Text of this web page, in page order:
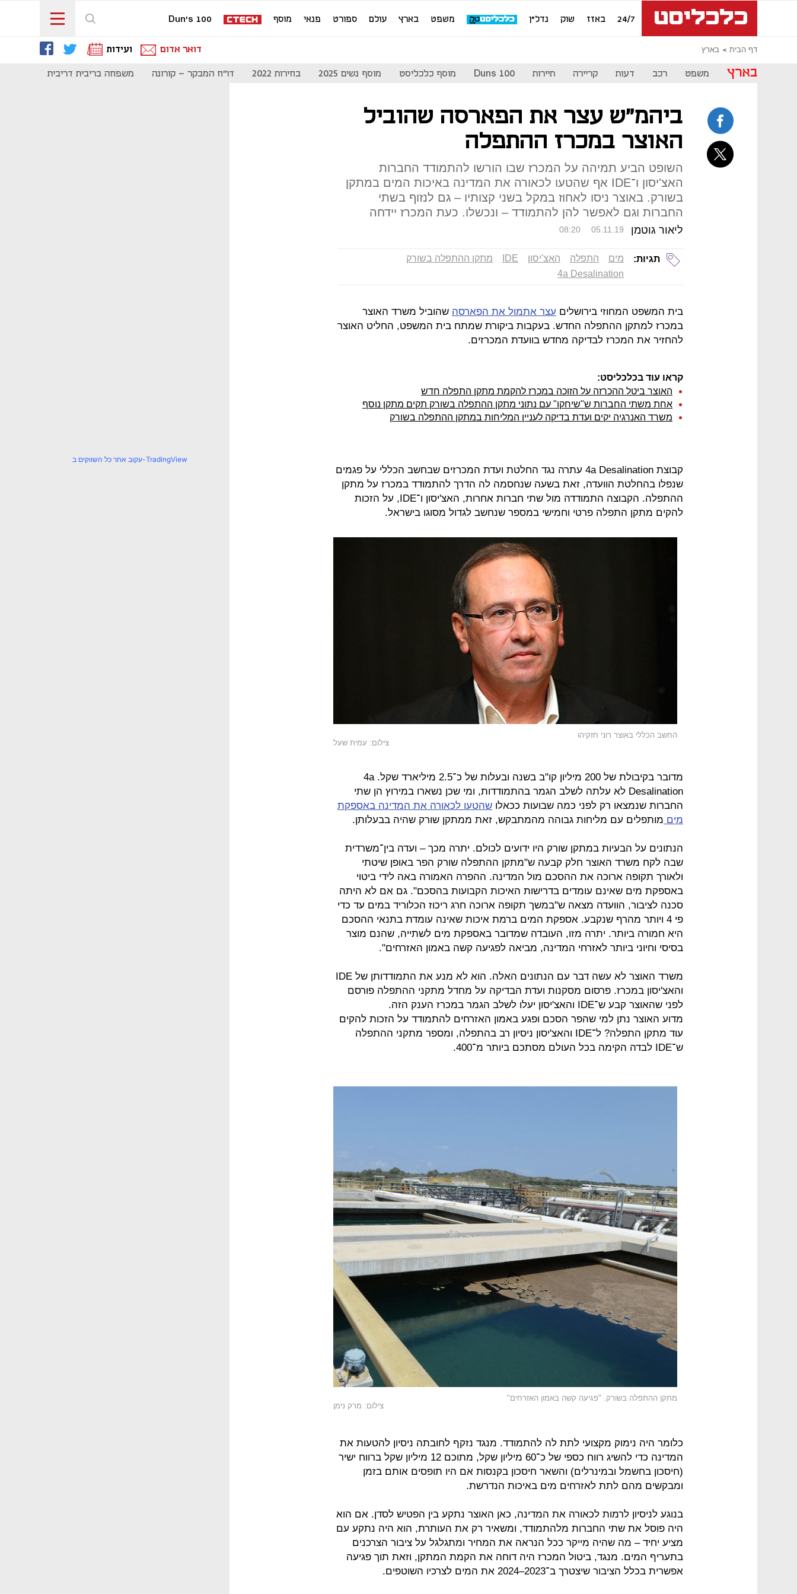
24/7 באזז שוק נדל"ן משפט בארץ עולם ספורט פנאי מוסף Dun's 100
דף הבית בארץ דואר אדום ועידות
בארץ משפט רכב דעות קריירה תיירות Duns 100 מוסף כלכליסט מוסף נשים 2025 בחירות 2022 דו"ח המבקר - קורונה משפחה בריבית דריבית
ביהמ"ש עצר את הפארסה שהוביל
האוצר במכרז ההתפלה
השופט הביע תמיהה על המכרז שבו הורשו להתמודד החברות
האצ'יסון ו־IDE אף שהטעו לכאורה את המדינה באיכות המים במתקן
בשורק. באוצר ניסו לאחוז במקל בשני קצותיו – גם לנזוף בשתי
החברות וגם לאפשר להן להתמודד – ונכשלו. כעת המכרז יידחה
ליאור גוטמן 08:20 05.11.19
תגיות: מים התפלה האצ'יסון IDE
מתקן ההתפלה בשורק
4a Desalination
בית המשפט המחוזי בירושלים עצר אתמול את הפארסה שהוביל משרד האוצר
במכרז למתקן ההתפלה החדש. בעקבות ביקורת שמתח בית המשפט, החליט האוצר
להחזיר את המכרז לבדיקה מחדש בוועדת המכרזים.
קראו עוד בכלכליסט:
האוצר ביטל ההכרזה על הזוכה במכרז להקמת מתקן התפלה חדש
אחת משתי החברות ש"שיחקו" עם נתוני מתקן ההתפלה בשורק תקים מתקן נוסף
משרד האנרגיה יקים ועדת בדיקה לעניין המליחות במתקן ההתפלה בשורק
קבוצת 4a Desalination עתרה נגד החלטת ועדת המכרזים שבחשב הכללי על פגמים
שנפלו בהחלטת הוועדה, זאת בשעה שנחסמה לה הדרך להתמודד במכרז על מתקן
ההתפלה. הקבוצה התמודדה מול שתי חברות אחרות, האצ'יסון ו־IDE, על הזכות
להקים מתקן התפלה פרטי וחמישי במספר שנחשב לגדול מסוגו בישראל.
החשב הכללי באוצר רוני חזקיהו
צילום: עמית שעל
מדובר בקיבולת של 200 מיליון קו"ב בשנה ובעלות של כ־2.5 מיליארד שקל. 4a
Desalination לא עלתה לשלב הגמר בהתמודדות, ומי שכן נשארו במירוץ הן שתי
החברות שנמצאו רק לפני כמה שבועות ככאלו שהטעו לכאורה את המדינה באספקת
מים מותפלים עם מליחות גבוהה מהמתבקש, זאת ממתקן שורק שהיה בבעלותן.
הנתונים על הבעיות במתקן שורק היו ידועים לכולם. יתרה מכך – ועדה בין־משרדית
שבה לקח משרד האוצר חלק קבעה ש"מתקן ההתפלה שורק הפר באופן שיטתי
ולאורך תקופה ארוכה את ההסכם מול המדינה. ההפרה האמורה באה לידי ביטוי
באספקת מים שאינם עומדים בדרישות האיכות הקבועות בהסכם". גם אם לא היתה
סכנה לציבור, הוועדה מצאה ש"במשך תקופה ארוכה חרג ריכוז הכלוריד במים עד כדי
פי 4 ויותר מהרף שנקבע. אספקת המים ברמת איכות שאינה עומדת בתנאי ההסכם
היא חמורה ביותר. יתרה מזו, העובדה שמדובר באספקת מים לשתייה, שהנם מוצר
בסיסי וחיוני ביותר לאזרחי המדינה, מביאה לפגיעה קשה באמון האזרחים".
משרד האוצר לא עשה דבר עם הנתונים האלה. הוא לא מנע את התמודדותן של IDE
והאצ'יסון במכרז. פרסום מסקנות ועדת הבדיקה על מחדל מתקני ההתפלה פורסם
לפני שהאוצר קבע ש־IDE והאצ'יסון יעלו לשלב הגמר במכרז הענק הזה.
מדוע האוצר נתן למי שהפר הסכם ופגע באמון האזרחים להתמודד על הזכות להקים
עוד מתקן התפלה? ל־IDE והאצ'יסון ניסיון רב בהתפלה, ומספר מתקני ההתפלה
ש־IDE לבדה הקימה בכל העולם מסתכם ביותר מ־400.
מתקן ההתפלה בשורק. "פגיעה קשה באמון האזרחים"
צילום: מרק נימן
כלומר היה נימוק מקצועי לתת לה להתמודד. מנגד נזקף לחובתה ניסיון להטעות את
המדינה כדי להשיג רווח כספי של כ־60 מיליון שקל, מתוכם 12 מיליון שקל ברווח ישיר
(חיסכון בחשמל ובמינרלים) והשאר חיסכון בקנסות אם היו תופסים אותם בזמן
ומבקשים מהם לתת לאזרחים מים באיכות הנדרשת.
בנוגע לניסיון לרמות לכאורה את המדינה, כאן האוצר נתקע בין הפטיש לסדן. אם הוא
היה פוסל את שתי החברות מלהתמודד, ומשאיר רק את העותרת, הוא היה נתקע עם
מציע יחיד – מה שהיה מייקר ככל הנראה את המחיר ומתגלגל על ציבור הצרכנים
בתעריף המים. מנגד, ביטול המכרז היה דוחה את הקמת המתקן, וזאת תוך פגיעה
אפשרית בכלל הציבור שיצטרך ב־2023–2024 את המים לצרכיו השוטפים.
עקוב אחר כל השווקים ב-TradingView